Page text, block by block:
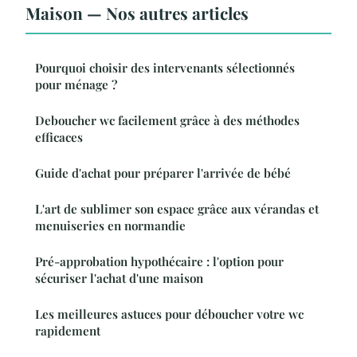
Maison — Nos autres articles
Pourquoi choisir des intervenants sélectionnés
pour ménage ?
Deboucher wc facilement grâce à des méthodes
efficaces
Guide d'achat pour préparer l'arrivée de bébé
L'art de sublimer son espace grâce aux vérandas et
menuiseries en normandie
Pré-approbation hypothécaire : l'option pour
sécuriser l'achat d'une maison
Les meilleures astuces pour déboucher votre wc
rapidement